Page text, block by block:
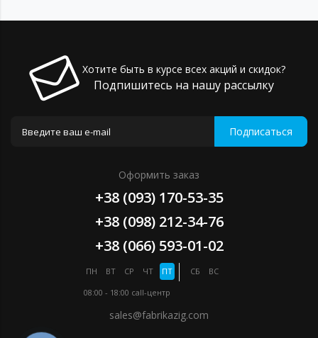
Хотите быть в курсе всех акций и скидок?
Подпишитесь на нашу рассылку
Подписаться
Оформить заказ
+38 (093) 170-53-35
+38 (098) 212-34-76
+38 (066) 593-01-02
ПН ВТ СР ЧТ ПТ СБ
ВС
08:00 - 18:00 call-центр
sales@fabrikazig.com